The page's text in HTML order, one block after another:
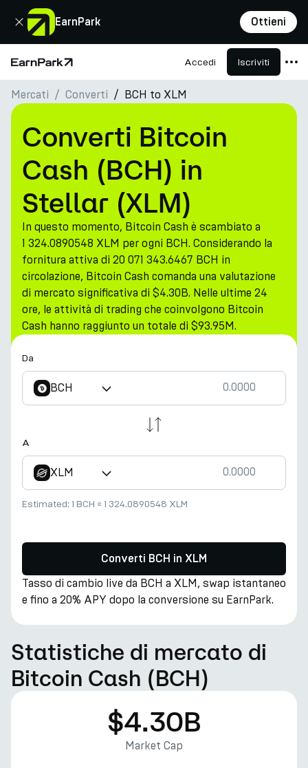
EarnPark Ottieni
Chiudi
Pagina principale Accedi Iscriviti
Prodotti
Mercati
Calcolatori
PARK Token
Risorse
Azienda
Mercati Converti BCH to XLM
Converti Bitcoin
Cash (BCH) in
Stellar (XLM)
In questo momento, Bitcoin Cash è scambiato a
1 324.0890548 XLM per ogni BCH. Considerando la
fornitura attiva di 20 071 343.6467 BCH in
circolazione, Bitcoin Cash comanda una valutazione
di mercato significativa di $4.30B. Nelle ultime 24
ore, le attività di trading che coinvolgono Bitcoin
Cash hanno raggiunto un totale di $93.95M.
Da
BCH
A
XLM
Estimated: 1 BCH ≈ 1 324.0890548 XLM
Converti BCH in XLM
Tasso di cambio live da BCH a XLM, swap istantaneo
e fino a 20% APY dopo la conversione su EarnPark.
Statistiche di mercato di
Bitcoin Cash (BCH)
$4.30B
Market Cap